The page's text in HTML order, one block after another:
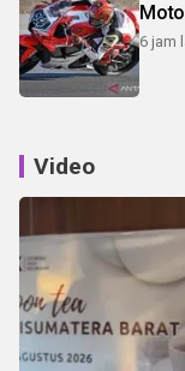
6 jam
Video